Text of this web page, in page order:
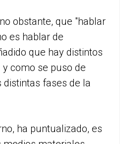
obstante, que "hablar
es hablar de
que hay distintos
como se puso de
fases de la
ha puntualizado, es